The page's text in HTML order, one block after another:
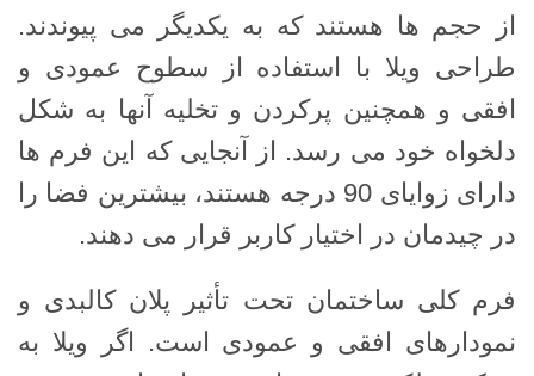
از حجم ها هستند که به یکدیگر می پیوندند.
طراحی ویلا با استفاده از سطوح عمودی و
افقی و همچنین پرکردن و تخلیه آنها به شکل
دلخواه خود می رسد. از آنجایی که این فرم ها
دارای زوایای 90 درجه هستند، بیشترین فضا را
در چیدمان در اختیار کاربر قرار می دهند.
فرم کلی ساختمان تحت تأثیر پلان کالبدی و
نمودارهای افقی و عمودی است. اگر ویلا به